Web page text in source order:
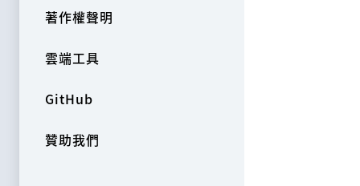
著作權聲明
雲端工具
GitHub
贊助我們